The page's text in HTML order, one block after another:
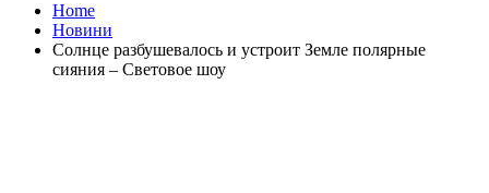
Home
Новини
Солнце разбушевалось и устроит Земле полярные
сияния – Световое шоу